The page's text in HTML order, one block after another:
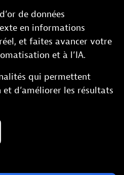
de données
en informations
et faites avancer votre
et à l’IA.
qui permettent
et d’améliorer les résultats